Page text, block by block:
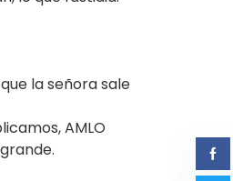
la señora sale
AMLO